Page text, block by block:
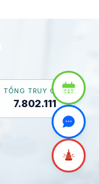
TỔNG TRUY CẬP
7.802.111